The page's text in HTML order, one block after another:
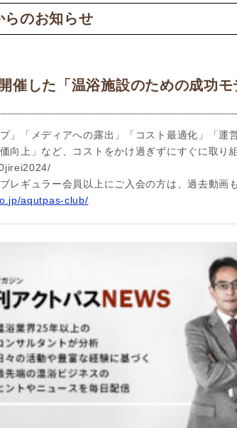
らのお知らせ
催した「温浴施設のための成功
プ」「メディアへの露出」「コスト最適化」「運
価向上」など、コストをかけ過ぎずにすぐに取り
レギュラー会員以上にご入会の方は、過去動画
aqutpas-club/